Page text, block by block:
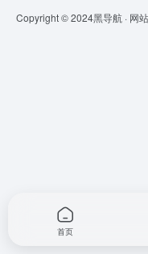
Copyright © 2024黑导航 · 网
首页